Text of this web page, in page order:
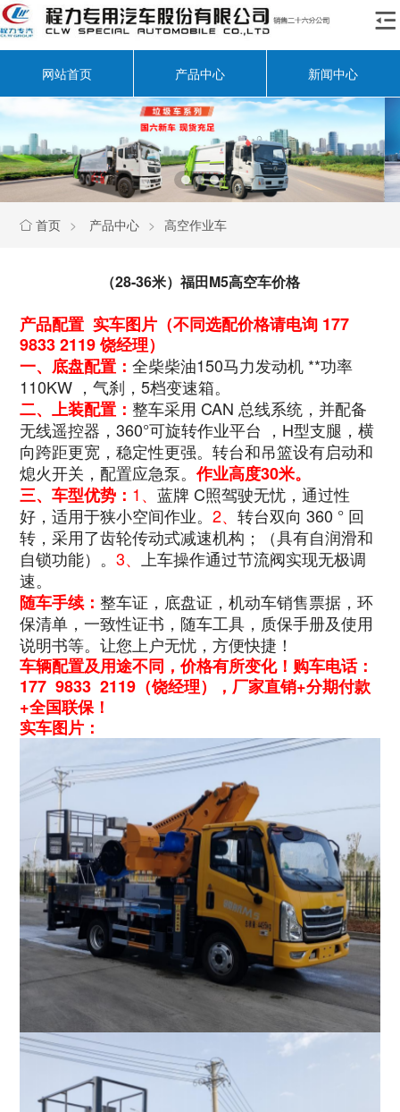

网站首页 产品中心 新闻中心
 首页 > 产品中心 > 高空作业车
（28-36米）福田M5高空车价格
产品配置 实车图片（不同选配价格请电询 177
9833 2119 饶经理）
一、底盘配置：全柴柴油150马力发动机 **功率
110KW ，气刹，5档变速箱。
二、上装配置：整车采用 CAN 总线系统，并配备
无线遥控器，360°可旋转作业平台 ，H型支腿，横
向跨距更宽，稳定性更强。转台和吊篮设有启动和
熄火开关，配置应急泵。作业高度30米。
三、车型优势： 1、蓝牌 C照驾驶无忧，通过性
好，适用于狭小空间作业。2、转台双向 360 ° 回
转，采用了齿轮传动式减速机构；（具有自润滑和
自锁功能）。3、
上车操作通过节流阀实现无极调
速。
随车手续：整车证，底盘证，机动车销售票据，环
保清单，一致性证书，随车工具，质保手册及使用
说明书等。让您上户无忧，方便快捷！
车辆配置及用途不同，价格有所变化！购车电话：
177 9833 2119（饶经理），厂家直销+分期付款
+全国联保！
实车图片：